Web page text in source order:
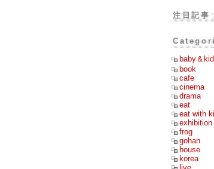
注目記事
baby＆
book
cafe
cinema
drama
eat
eat with
exhibition
frog
gohan
house
korea